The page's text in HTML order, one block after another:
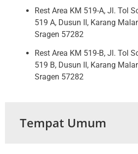
Rest Area KM 519-A, Jl. Tol
519 A, Dusun II, Karang
Sragen 57282
Rest Area KM 519-B, Jl. Tol
519 B, Dusun II, Karang
Sragen 57282
Tempat Umum